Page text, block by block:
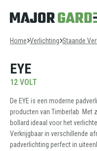
Home Verlichting Staande
EYE
12 VOLT
De EYE is een moderne
producten van Timberlab. Met
bollard ideaal voor het
Verkrijgbaar in verschillende
padverlichting perfect in